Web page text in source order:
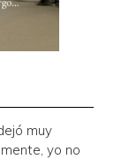
muy
yo no